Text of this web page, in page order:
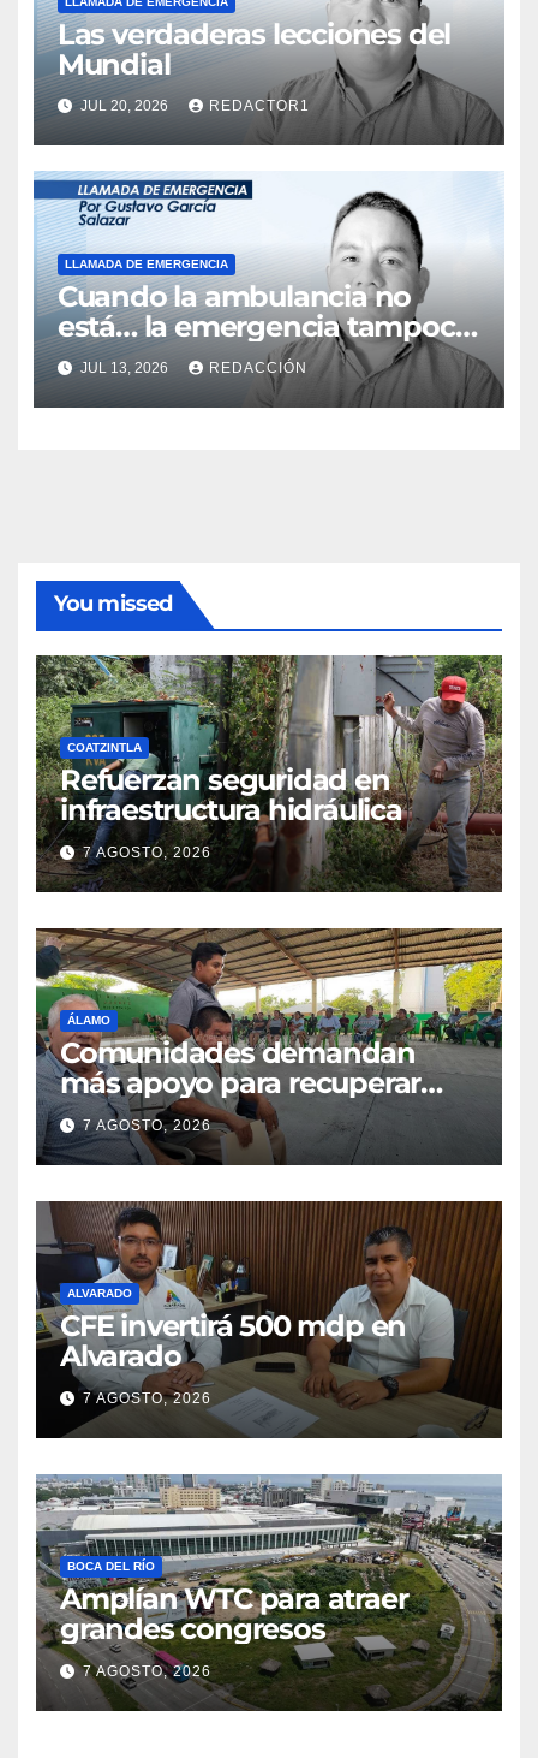
Las verdaderas lecciones del
Mundial
JUL 20, 2026 REDACTOR1
LLAMADA DE EMERGENCIA
Cuando la ambulancia no
está… la emergencia tampoco
espera
JUL 13, 2026 REDACCIÓN
You missed
COATZINTLA
Refuerzan seguridad en
infraestructura hidráulica
7 AGOSTO, 2026
ÁLAMO
Comunidades demandan
más apoyo para recuperar
parcelas
7 AGOSTO, 2026
ALVARADO
CFE invertirá 500 mdp en
Alvarado
7 AGOSTO, 2026
BOCA DEL RÍO
Amplían WTC para atraer
grandes congresos
7 AGOSTO, 2026